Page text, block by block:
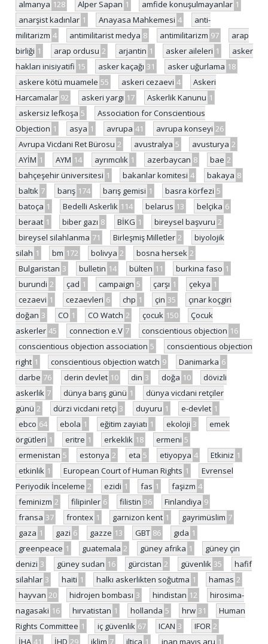
almanya 128 Alper Sapan 1 amfide konuşulmayanlar 1
anarşist kadınlar 1 Anayasa Mahkemesi 4
anti-
militarizm 4 antimilitarist medya 8 antimilitarizm 97
arap
birliği 1 arap ordusu 2 arjantin 1 asker aileleri 1
asker
hakları inisiyatifi 15 asker kaçağı 31 asker uğurlama 18
askere kötü muamele 55 askeri cezaevi 4
Askeri
Harcamalar 92 askeri yargı 17 Askerlik Kanunu 1
askersiz lefkoşa 5
Association for Conscientious
Objection 1 asya 1 avrupa 41 avrupa konseyi 26
Avrupa Vicdani Ret Bürosu 2 avustralya 5 avusturya 2
AYİM 1 AYM 14 ayrımcılık 1 azerbaycan 8 bae 2
bahçeşehir üniversitesi 1 bakanlar komitesi 4 bakaya 8
baltık 7 barış 174 barış gemisi 1 basra körfezi 5
batoça 1 Bedelli Askerlik 114 belarus 13 belçika 6
beraat 1 biber gazı 8 BİKG 1 bireysel başvuru 2
bireysel silahlanma 71 Birleşmiş Milletler 2
biyolojik
silah 1 bm 172 bolivya 2 bosna hersek 2
Bulgaristan 3 bulletin 14 bülten 11 burkina faso 1
burundi 2 çad 1 campaign 5 çarşı 1 çekya 1
cezaevi 1 cezaevleri 6 chp 1 çin 35
çınar koçgiri
doğan 3 CO 1 CO Watch 2 çocuk 150
Çocuk
askerler 45 connection e.V 7 conscientious objection 16
conscientious objection association 5
conscientious objection
right 1 conscientious objection watch 9 Danimarka 6
darbe 76 derin devlet 10 din 3 doğa 10
dövizli
askerlik 7 dünya barış günü 1
dünya vicdani retçiler
günü 2 dürzi vicdani retçi 3 duyuru 1 e-devlet 1
ebco 64 ebola 1 eğitim zayiatı 1 ekoloji 3
emek
örgütleri 1 eritre 1 erkeklik 18 ermeni 5
ermenistan 5 estonya 2 eta 5 etiyopya 4 Etkiniz 1
etkinlik 1 European Court of Human Rights 1
Evrensel
Periyodik İnceleme 2 ezidi 1 fas 1 faşizm 4
feminizm 2 filipinler 6 filistin 36 Finlandiya 9
fransa 37 frontex 1 garnizon kent 1 gayrimüslim 7
gaza 1 gazi 6 gazze 13 GBT 86 gıda 1
greenpeace 1 guatemala 2 güney afrika 1
güney çin
denizi 3 güney sudan 16 gürcistan 2 güvenlik 35
hafif
silahlar 3 haiti 1 halkı askerlikten soğutma 1 hamas 2
hayvan 20 hidrojen bombası 3 hindistan 12
hirosima-
nagasaki 16 hırvatistan 1 hollanda 5 hrw 31
Human
Rights Committee 1 iç güvenlik 67 ICAN 3 IFOR 2
İHA 41 İHD 29 iklim 7 iltica 1 inan mayıs aru 1